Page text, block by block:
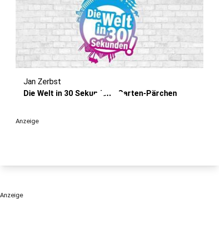
play_circle
Jan Zerbst
Die Welt in 30 Sekunden - Garten-Pärchen
Anzeige
Anzeige